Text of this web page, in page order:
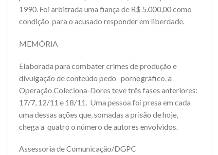
1990. Foi arbitrada uma fiança de R$ 5.000,00 como
condição para o acusado responder em liberdade.
MEMÓRIA
Elaborada para combater crimes de produção e
divulgação de conteúdo pedo- pornográfico, a
Operação Coleciona-Dores teve três fases anteriores:
17/7, 12/11 e 18/11. Uma pessoa foi presa em cada
uma dessas ações que, somadas a prisão de hoje,
chega a quatro o número de autores envolvidos.
Assessoria de Comunicação/DGPC